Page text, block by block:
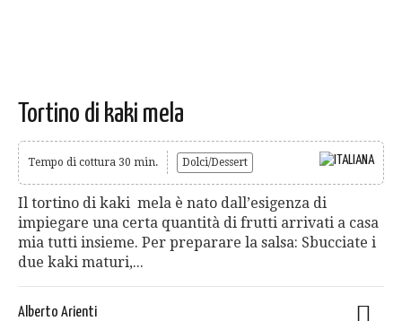
Tortino di kaki mela
Tempo di cottura 30 min. Dolci/Dessert
Il tortino di kaki mela è nato dall’esigenza di
impiegare una certa quantità di frutti arrivati a casa
mia tutti insieme. Per preparare la salsa: Sbucciate i
due kaki maturi,...
Alberto Arienti